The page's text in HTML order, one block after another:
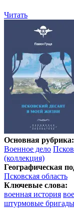
Читать
Основная рубрика:
Военное дело
(коллекция)
Географическая
Псковская область
Ключевые слова:
военная история
штурмовые бригады